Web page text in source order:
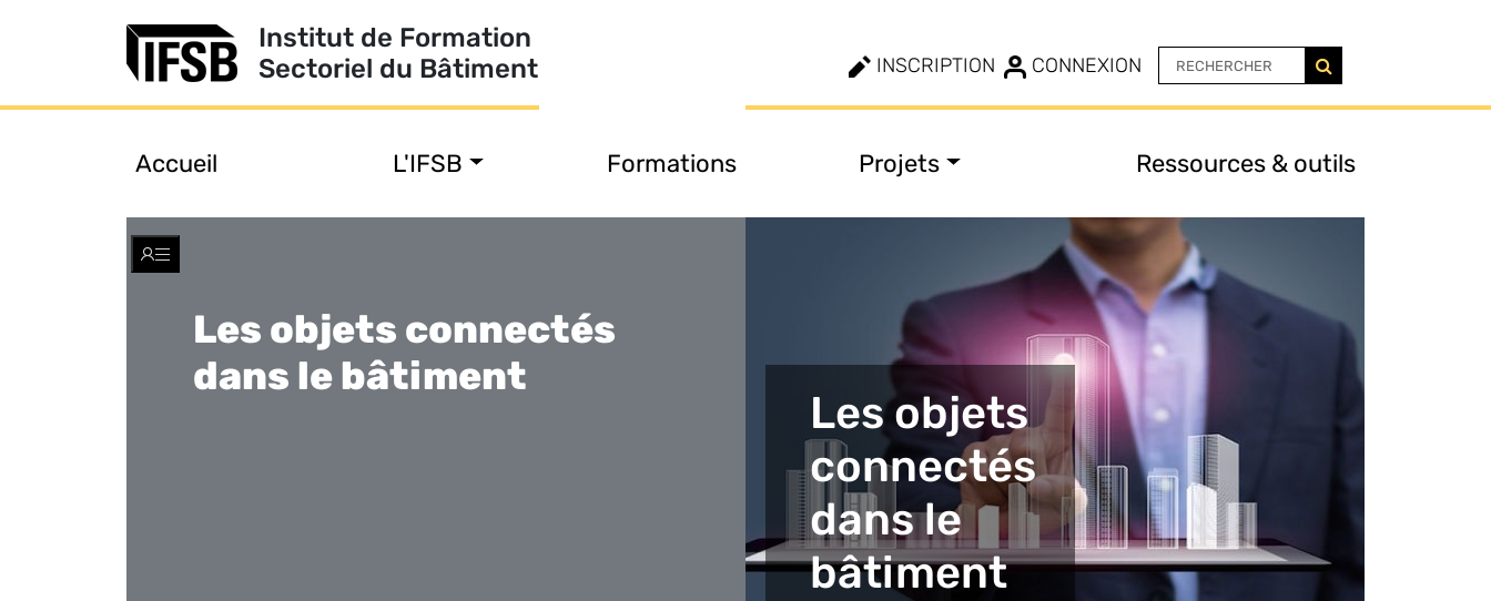
Institut de Formation
Sectoriel du Bâtiment
INSCRIPTION CONNEXION
Accueil L'IFSB Formations Projets Ressources & outils
Toggle
Les objets connectés
dans le bâtiment
Les objets
connectés
dans le
bâtiment